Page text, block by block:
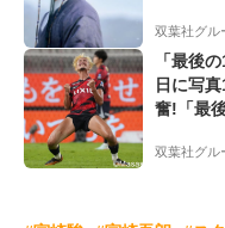
双葉社グル
「最後
日に写
奮!「最
のこと
双葉社グル